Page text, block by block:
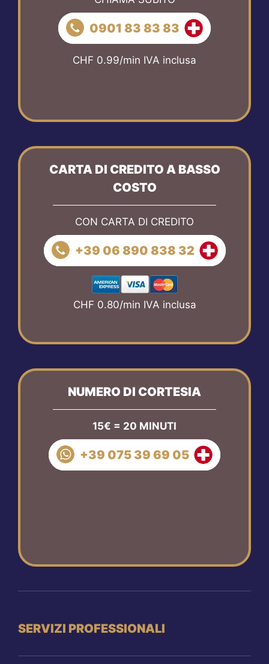
0901 83 83 83
CHF 0.99/min IVA inclusa
CARTA DI CREDITO A BASSO
COSTO
CON CARTA DI CREDITO
+39 06 890 838 32
CHF 0.80/min IVA inclusa
NUMERO DI CORTESIA
15€ = 20 MINUTI
+39 075 39 69 05
SERVIZI PROFESSIONALI